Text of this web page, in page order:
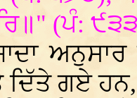
(ਪੰ:
ਦਿੱਤੇ ਗਏ